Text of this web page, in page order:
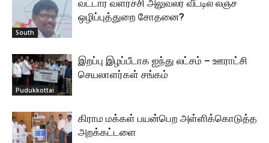
South
வட்டார வளர்ச்சி அலுவலர் வீட்டில் லஞ்ச
ஒழிப்புத்துறை சோதனை?
Pudukkottai
இறப்பு இழப்பீடாக ஐந்து லட்சம் – ஊராட்சி
செயலாளர்கள் சங்கம்
கிராம மக்கள் பயன்பெற அள்ளிக்கொடுத்த
அறக்கட்டளை